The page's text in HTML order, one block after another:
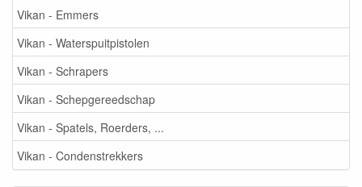
Vikan - Emmers
Vikan - Waterspuitpistolen
Vikan - Schrapers
Vikan - Schepgereedschap
Vikan - Spatels, Roerders, ...
Vikan - Condenstrekkers